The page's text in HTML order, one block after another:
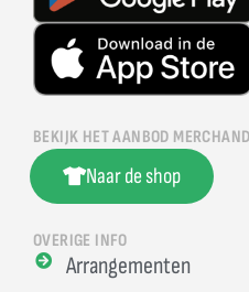
BEKIJK HET AANBOD
Naar de shop
OVERIGE INFO
Arrangementen